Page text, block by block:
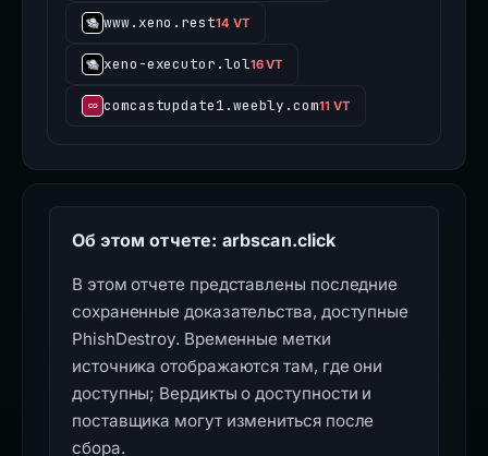
www.xeno.rest14 VT
xeno-executor.lol16 VT
comcastupdate1.weebly.com11 VT
Об этом отчете: arbscan.click
В этом отчете представлены последние
сохраненные доказательства, доступные
PhishDestroy. Временные метки
источника отображаются там, где они
доступны; Вердикты о доступности и
поставщика могут измениться после
сбора.